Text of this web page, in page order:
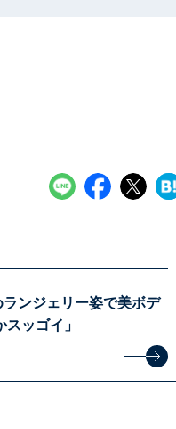
ランジェリー姿で美ボデ
ッゴイ」